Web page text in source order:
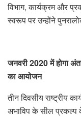
विभाग, कार्यक्रम और
स्वरूप पर उन्होंने
जनवरी 2020 में होगा
का आयोजन
तीन दिवसीय राष्ट्रीय
अभाविप के सील प्रकल्प